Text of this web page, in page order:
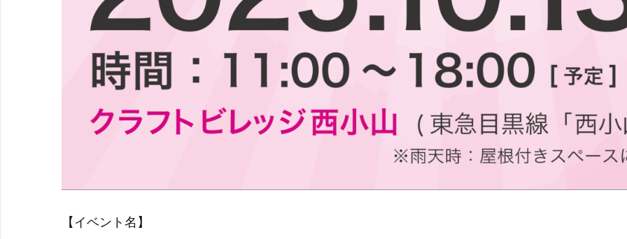
【イベント名】